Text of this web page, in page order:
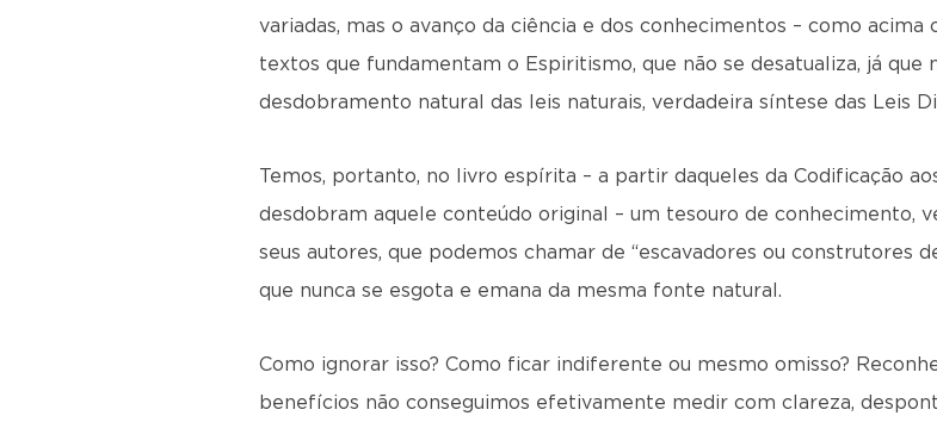
variadas, mas o avanço da ciência e dos conhecimentos – como acima
textos que fundamentam o Espiritismo, que não se desatualiza, já que
desdobramento natural das leis naturais, verdadeira síntese das Leis
Temos, portanto, no livro espírita – a partir daqueles da Codificação
desdobram aquele conteúdo original – um tesouro de conhecimento,
seus autores, que podemos chamar de “escavadores ou construtores
que nunca se esgota e emana da mesma fonte natural.
Como ignorar isso? Como ficar indiferente ou mesmo omisso?
benefícios não conseguimos efetivamente medir com clareza,